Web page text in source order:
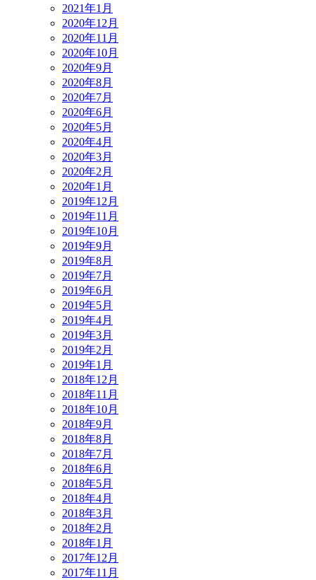
2021年1月
2020年12月
2020年11月
2020年10月
2020年9月
2020年8月
2020年7月
2020年6月
2020年5月
2020年4月
2020年3月
2020年2月
2020年1月
2019年12月
2019年11月
2019年10月
2019年9月
2019年8月
2019年7月
2019年6月
2019年5月
2019年4月
2019年3月
2019年2月
2019年1月
2018年12月
2018年11月
2018年10月
2018年9月
2018年8月
2018年7月
2018年6月
2018年5月
2018年4月
2018年3月
2018年2月
2018年1月
2017年12月
2017年11月